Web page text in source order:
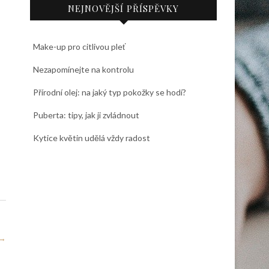
NEJNOVĚJŠÍ PŘÍSPĚVKY
Make-up pro citlivou pleť
Nezapomínejte na kontrolu
Přírodní olej: na jaký typ pokožky se hodí?
Puberta: tipy, jak ji zvládnout
Kytice květin udělá vždy radost